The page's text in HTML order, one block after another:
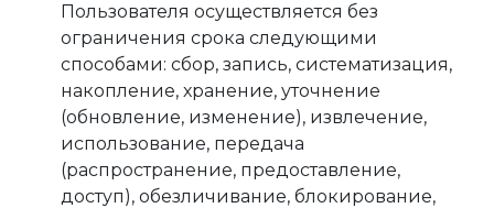
Пользователя осуществляется без
ограничения срока следующими
способами: сбор, запись, систематизация,
накопление, хранение, уточнение
(обновление, изменение), извлечение,
использование, передача
(распространение, предоставление,
доступ), обезличивание, блокирование,